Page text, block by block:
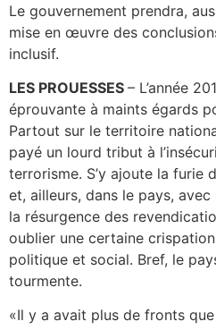
Le gouvernement prendra,
mise en œuvre des
inclusif.
LES PROUESSES – L’année
éprouvante à maints égards
Partout sur le territoire
payé un lourd tribut à
terrorisme. S’y ajoute la furie
et, ailleurs, dans le pays,
la résurgence des
oublier une certaine
politique et social. Bref, le
tourmente.
«Il y a avait plus de fronts